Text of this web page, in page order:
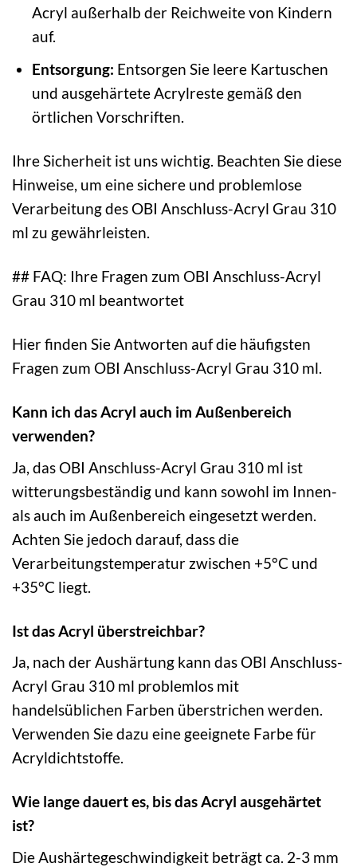
Acryl außerhalb der Reichweite von Kindern
auf.
Entsorgung: Entsorgen Sie leere Kartuschen
und ausgehärtete Acrylreste gemäß den
örtlichen Vorschriften.
Ihre Sicherheit ist uns wichtig. Beachten Sie diese
Hinweise, um eine sichere und problemlose
Verarbeitung des OBI Anschluss-Acryl Grau 310
ml zu gewährleisten.
## FAQ: Ihre Fragen zum OBI Anschluss-Acryl
Grau 310 ml beantwortet
Hier finden Sie Antworten auf die häufigsten
Fragen zum OBI Anschluss-Acryl Grau 310 ml.
Kann ich das Acryl auch im Außenbereich
verwenden?
Ja, das OBI Anschluss-Acryl Grau 310 ml ist
witterungsbeständig und kann sowohl im Innen-
als auch im Außenbereich eingesetzt werden.
Achten Sie jedoch darauf, dass die
Verarbeitungstemperatur zwischen +5°C und
+35°C liegt.
Ist das Acryl überstreichbar?
Ja, nach der Aushärtung kann das OBI Anschluss-
Acryl Grau 310 ml problemlos mit
handelsüblichen Farben überstrichen werden.
Verwenden Sie dazu eine geeignete Farbe für
Acryldichtstoffe.
Wie lange dauert es, bis das Acryl ausgehärtet
ist?
Die Aushärtegeschwindigkeit beträgt ca. 2-3 mm